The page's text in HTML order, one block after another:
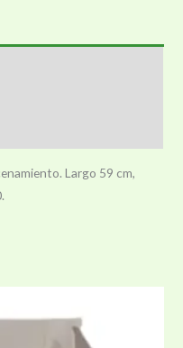
Largo 59 cm,